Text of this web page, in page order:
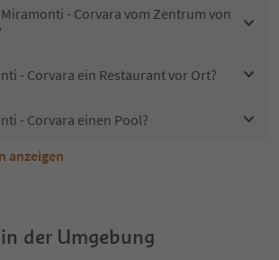
- Corvara vom Zentrum von
- Corvara ein Restaurant vor Ort?
- Corvara einen Pool?
Unterkunft Hotel Miramonti -
Hotel Miramonti - Corvara?
Hotel Miramonti - Corvara einen
anzeigen
der Umgebung